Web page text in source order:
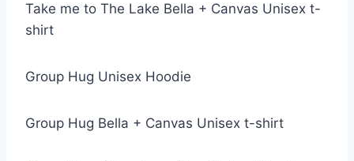
Take me to The Lake Bella + Canvas Unisex t-
shirt
Group Hug Unisex Hoodie
Group Hug Bella + Canvas Unisex t-shirt